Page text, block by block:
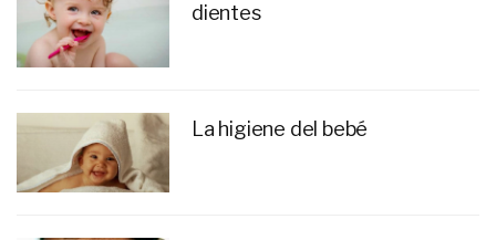
dientes
La higiene del bebé